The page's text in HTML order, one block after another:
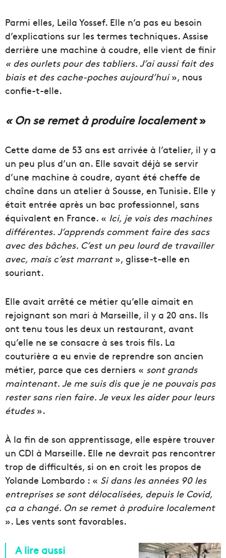
Parmi elles, Leila Yossef. Elle n’a pas eu besoin
d’explications sur les termes techniques. Assise
derrière une machine à coudre, elle vient de finir
« des ourlets pour des tabliers. J’ai aussi fait des
biais et des cache-poches aujourd’hui», nous
confie-t-elle.
« On se remet à produire localement»
Cette dame de 53 ans est arrivée à l’atelier, il y a
un peu plus d’un an. Elle savait déjà se servir
d’une machine à coudre, ayant été cheffe de
chaîne dans un atelier à Sousse, en Tunisie. Elle y
était entrée après un bac professionnel, sans
équivalent en France. « Ici, je vois des machines
différentes. J’apprends comment faire des sacs
avec des bâches. C’est un peu lourd de travailler
avec, mais c’est marrant», glisse-t-elle en
souriant.
Elle avait arrêté ce métier qu’elle aimait en
rejoignant son mari à Marseille, il y a 20 ans. Ils
ont tenu tous les deux un restaurant, avant
qu’elle ne se consacre à ses trois fils. La
couturière a eu envie de reprendre son ancien
métier, parce que ces derniers « sont grands
maintenant. Je me suis dis que je ne pouvais pas
rester sans rien faire. Je veux les aider pour leurs
études».
À la fin de son apprentissage, elle espère trouver
un CDI à Marseille. Elle ne devrait pas rencontrer
trop de difficultés, si on en croit les propos de
Yolande Lombardo : « Si dans les années 90 les
entreprises se sont délocalisées, depuis le Covid,
ça a changé. On se remet à produire localement
». Les vents sont favorables.
A lire aussi